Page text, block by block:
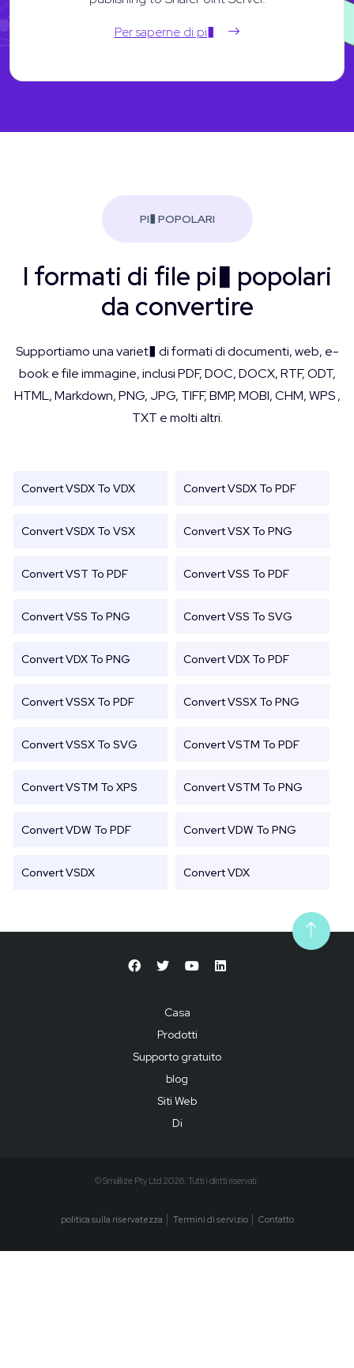
Per saperne di pi�
PI� POPOLARI
I formati di file pi� popolari
da convertire
Supportiamo una variet� di formati di documenti, web, e-
book e file immagine, inclusi PDF, DOC, DOCX, RTF, ODT,
HTML, Markdown, PNG, JPG, TIFF, BMP, MOBI, CHM, WPS ,
TXT e molti altri.
Convert VSDX To VDX Convert VSDX To PDF
Convert VSDX To VSX Convert VSX To PNG
Convert VST To PDF Convert VSS To PDF
Convert VSS To PNG Convert VSS To SVG
Convert VDX To PNG Convert VDX To PDF
Convert VSSX To PDF Convert VSSX To PNG
Convert VSSX To SVG Convert VSTM To PDF
Convert VSTM To XPS Convert VSTM To PNG
Convert VDW To PDF Convert VDW To PNG
Convert VSDX Convert VDX
Casa
Prodotti
Supporto gratuito
blog
Siti Web
Di
© Smallize Pty Ltd 2026. Tutti i diritti riservati.
politica sulla riservatezza Termini di servizio Contatto